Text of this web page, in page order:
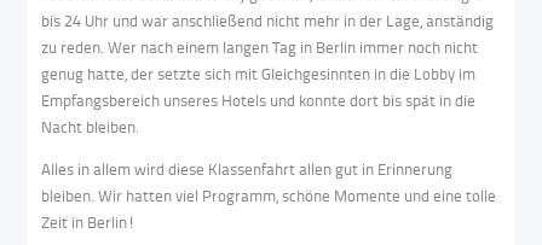
bis 24 Uhr und war anschließend nicht mehr in der Lage, anständig
zu reden. Wer nach einem langen Tag in Berlin immer noch nicht
genug hatte, der setzte sich mit Gleichgesinnten in die Lobby im
Empfangsbereich unseres Hotels und konnte dort bis spät in die
Nacht bleiben.
Alles in allem wird diese Klassenfahrt allen gut in Erinnerung
bleiben. Wir hatten viel Programm, schöne Momente und eine tolle
Zeit in Berlin!